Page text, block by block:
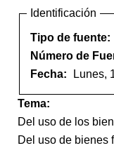
Identificación
Tipo de fuente:
Número de
Fecha:
Lunes,
Tema:
Del uso de los
Del uso de bienes